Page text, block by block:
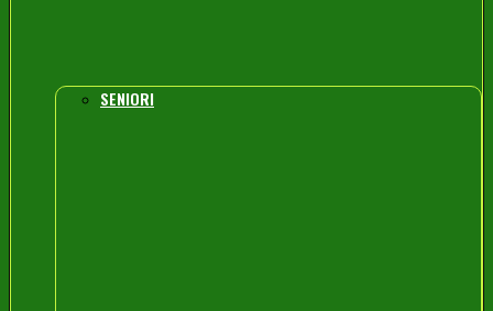
SENIORI